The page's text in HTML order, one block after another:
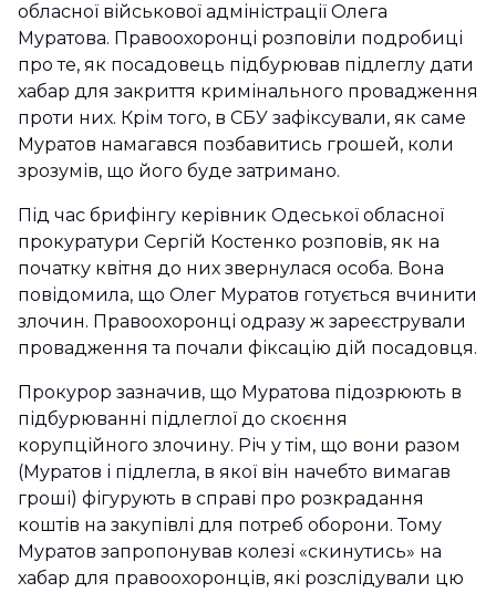
обласної військової адміністрації Олега
Муратова. Правоохоронці розповіли подробиці
про те, як посадовець підбурював підлеглу дати
хабар для закриття кримінального провадження
проти них. Крім того, в СБУ зафіксували, як саме
Муратов намагався позбавитись грошей, коли
зрозумів, що його буде затримано.
Під час брифінгу керівник Одеської обласної
прокуратури Сергій Костенко розповів, як на
початку квітня до них звернулася особа. Вона
повідомила, що Олег Муратов готується вчинити
злочин. Правоохоронці одразу ж зареєстрували
провадження та почали фіксацію дій посадовця.
Прокурор зазначив, що Муратова підозрюють в
підбурюванні підлеглої до скоєння
корупційного злочину. Річ у тім, що вони разом
(Муратов і підлегла, в якої він начебто вимагав
гроші) фігурують в справі про розкрадання
коштів на закупівлі для потреб оборони. Тому
Муратов запропонував колезі «скинутись» на
хабар для правоохоронців, які розслідували цю